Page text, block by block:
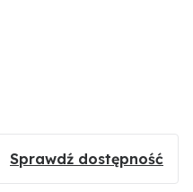
Sprawdź dostępność